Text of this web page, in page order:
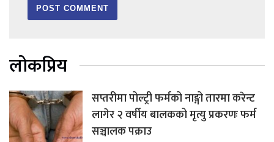
लोकप्रिय
सप्तरीमा पोल्ट्री फर्मको नाङ्गो तारमा करेन्ट
लागेर २ वर्षीय बालकको मृत्यु प्रकरणः फर्म
सञ्चालक पक्राउ